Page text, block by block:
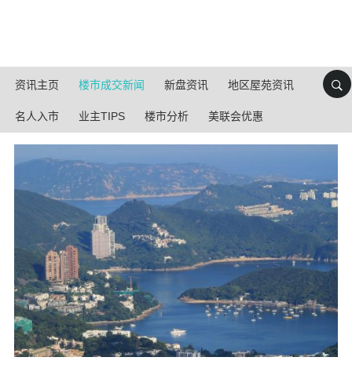
资讯主页 楼市成交新闻 新盘资讯 地区屋苑资讯
名人入市 业主TIPS 楼市分析 美联会优惠